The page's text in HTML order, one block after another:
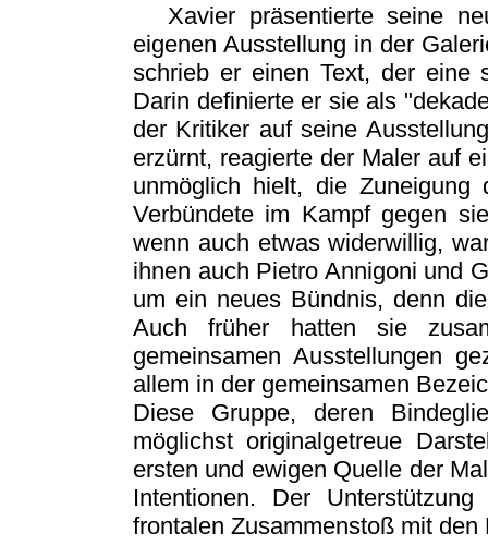
Xavier präsentierte seine
eigenen Ausstellung in der
schrieb er einen Text, der eine
Darin definierte er sie als
der Kritiker auf seine
erzürnt, reagierte der Maler auf
unmöglich hielt, die Zuneigung
Verbündete im Kampf gegen
wenn auch etwas widerwillig,
ihnen auch Pietro Annigoni und
um ein neues Bündnis, denn
Auch früher hatten sie
gemeinsamen Ausstellungen
allem in der gemeinsamen
Diese Gruppe, deren
möglichst originalgetreue
ersten und ewigen Quelle der
Intentionen. Der
frontalen Zusammenstoß mit den